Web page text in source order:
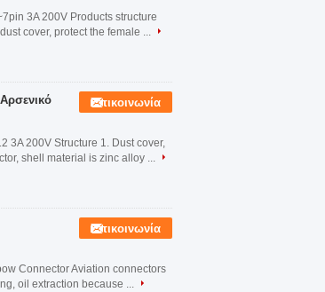
3A 200V Products structure
cover, protect the female ...
Επικοινωνία
3A 200V Structure 1. Dust cover,
shell material is zinc alloy ...
Επικοινωνία
Connector Aviation connectors
oil extraction because ...